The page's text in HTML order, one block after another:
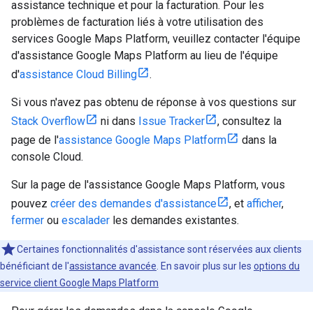
assistance technique et pour la facturation. Pour les
problèmes de facturation liés à votre utilisation des
services Google Maps Platform, veuillez contacter l'équipe
d'assistance Google Maps Platform au lieu de l'équipe
d'assistance Cloud Billing .
Si vous n'avez pas obtenu de réponse à vos questions sur
Stack Overflow
ni dans Issue Tracker
, consultez la
page de l'assistance Google Maps Platform
dans la
console Cloud.
Sur la page de l'assistance Google Maps Platform, vous
pouvez créer des demandes d'assistance , et afficher,
fermer ou escalader les demandes existantes.
Certaines fonctionnalités d'assistance sont réservées aux clients
bénéficiant de l'assistance avancée . En savoir plus sur les options du
service client Google Maps Platform